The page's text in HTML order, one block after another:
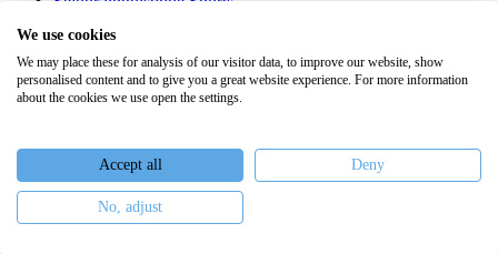
À propos
FAQ
Webinaires
Nous recrutons
Keiron Education -Assurances Plan du site
We use cookies
We may place these for analysis of our visitor data, to improve our website, show
personalised content and to give you a great website experience. For more information
about the cookies we use open the settings.
Accept all Deny
No, adjust